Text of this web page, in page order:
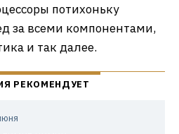
потихоньку
за всеми компонентами,
и так далее.